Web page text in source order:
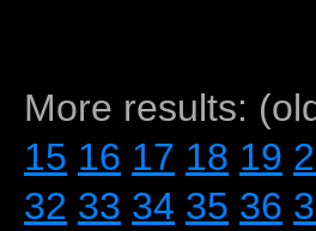
More results:
15 16 17 18 19
32 33 34 35 36